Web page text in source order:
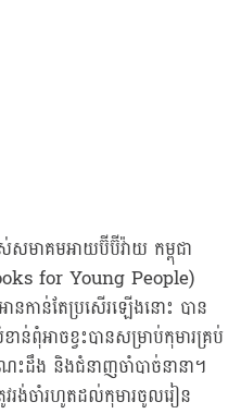
មាគមអាយប៊ីប៊ីវ៉ាយ កម្ពុជា
for Young People)
ានកាន់តែប្រសើរឡើងនោះ បាន
ពុំអាចខ្វះបានសម្រាប់កុមារគ្រប់
េះដឹង និងជំនាញចាំបាច់នានា។
រង់ចាំរហូតដល់កុមារចូលរៀន